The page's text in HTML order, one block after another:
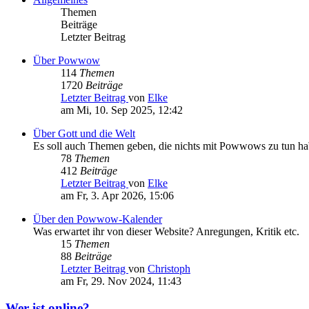
Themen
Beiträge
Letzter Beitrag
Über Powwow
114 Themen
1720 Beiträge
Letzter Beitrag von Elke
am Mi, 10. Sep 2025, 12:42
Über Gott und die Welt
Es soll auch Themen geben, die nichts mit Powwows zu tun
78 Themen
412 Beiträge
Letzter Beitrag von Elke
am Fr, 3. Apr 2026, 15:06
Über den Powwow-Kalender
Was erwartet ihr von dieser Website? Anregungen, Kritik etc.
15 Themen
88 Beiträge
Letzter Beitrag von Christoph
am Fr, 29. Nov 2024, 11:43